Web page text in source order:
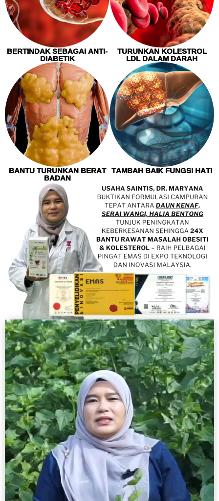
BERTINDAK SEBAGAI ANTI-
DIABETIK
TURUNKAN KOLESTROL
LDL DALAM DARAH
BANTU TURUNKAN BERAT
BADAN
TAMBAH BAIK FUNGSI HATI